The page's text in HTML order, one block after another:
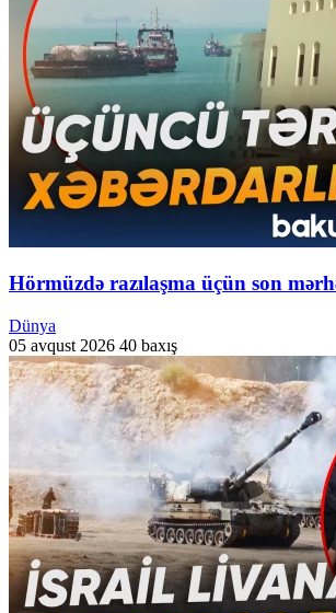
Hörmüzdə razılaşma üçün son
Dünya
05 avqust 2026 40 baxış